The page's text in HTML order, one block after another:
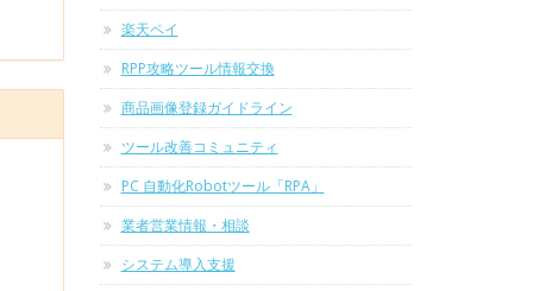
楽天ペイ
RPP攻略ツール情報交換
商品画像登録ガイドライン
ツール改善コミュニティ
PC 自動化Robotツール「RPA」
業者営業情報・相談
システム導入支援